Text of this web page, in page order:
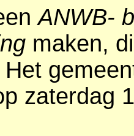
ANWB-
maken,
zaterdag